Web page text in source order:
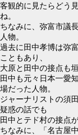
客観的に見たらどう
ね。
ちなみに、弥富市議
人物。
過去に田中孝博は弥
こともあり、
大原と田中の接点も
田中も元々日本一愛
場だった人物。
ジャーナリストの須
疑惑の話でも
田中とテド村の接点
ちなみに、「名古屋